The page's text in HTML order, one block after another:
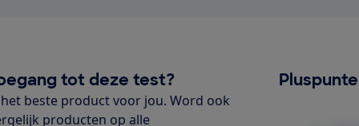
tot deze test?
beste product voor jou. Word ook
producten op alle